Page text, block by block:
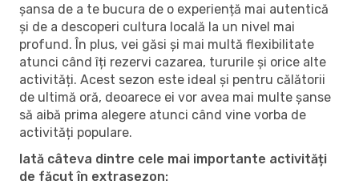
șansa de a te bucura de o experiență mai autentică
și de a descoperi cultura locală la un nivel mai
profund. În plus, vei găsi și mai multă flexibilitate
atunci când îți rezervi cazarea, tururile și orice alte
activități. Acest sezon este ideal și pentru călătorii
de ultimă oră, deoarece ei vor avea mai multe șanse
să aibă prima alegere atunci când vine vorba de
activități populare.
Iată câteva dintre cele mai importante activități
de făcut în extrasezon: